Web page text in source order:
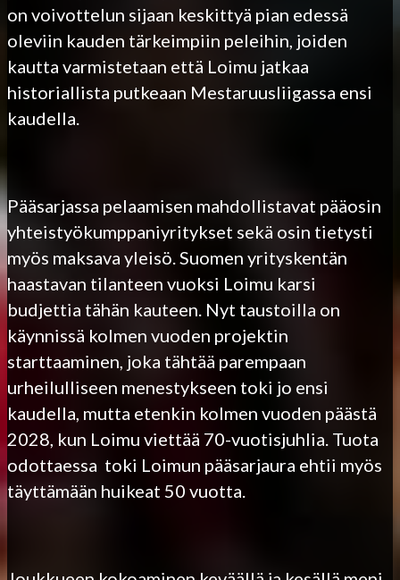
on voivottelun sijaan keskittyä pian edessä
oleviin kauden tärkeimpiin peleihin, joiden
kautta varmistetaan että Loimu jatkaa
historiallista putkeaan Mestaruusliigassa ensi
kaudella.
Pääsarjassa pelaamisen mahdollistavat pääosin
yhteistyökumppaniyritykset sekä osin tietysti
myös maksava yleisö. Suomen yrityskentän
haastavan tilanteen vuoksi Loimu karsi
budjettia tähän kauteen. Nyt taustoilla on
käynnissä kolmen vuoden projektin
starttaaminen, joka tähtää parempaan
urheilulliseen menestykseen toki jo ensi
kaudella, mutta etenkin kolmen vuoden päästä
2028, kun Loimu viettää 70-vuotisjuhlia. Tuota
odottaessa toki Loimun pääsarjaura ehtii myös
täyttämään huikeat 50 vuotta.